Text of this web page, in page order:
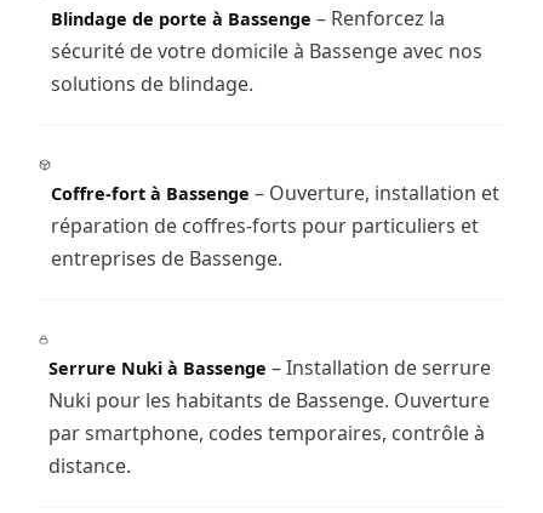
Blindage de porte à Bassenge – Renforcez la
sécurité de votre domicile à Bassenge avec nos
solutions de blindage.
Coffre-fort à Bassenge – Ouverture, installation et
réparation de coffres-forts pour particuliers et
entreprises de Bassenge.
Serrure Nuki à Bassenge – Installation de serrure
Nuki pour les habitants de Bassenge. Ouverture
par smartphone, codes temporaires, contrôle à
distance.